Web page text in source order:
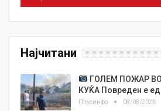
Најчитани
ГОЛЕМ ПОЖАР
КУЌА Повреден е
Плусинфо 08/08/2026